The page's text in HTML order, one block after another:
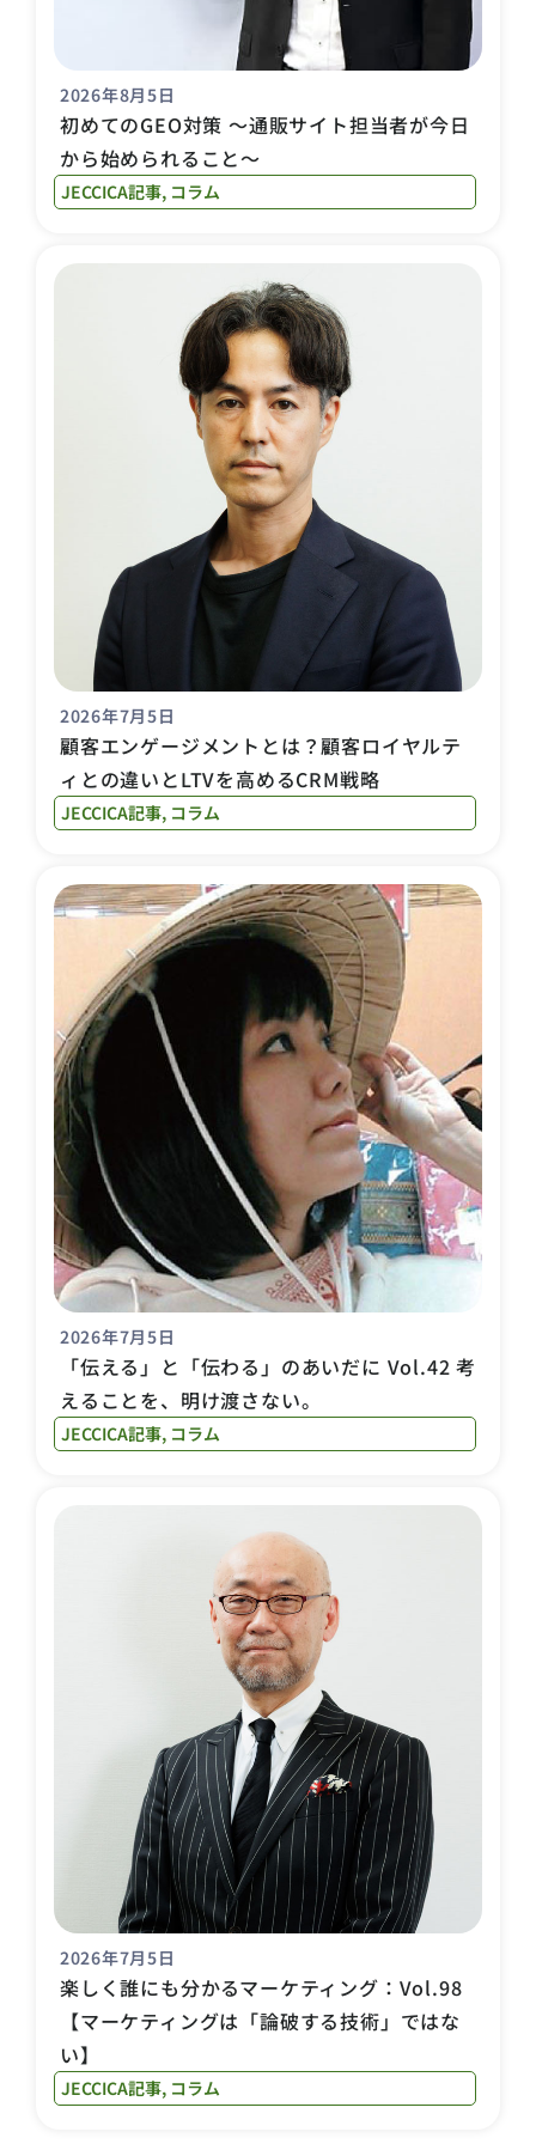
2026年8月5日
初めてのGEO対策 〜通販サイト担当者が今日
から始められること〜
JECCICA記事, コラム
2026年7月5日
顧客エンゲージメントとは？顧客ロイヤルテ
ィとの違いとLTVを高めるCRM戦略
JECCICA記事, コラム
2026年7月5日
「伝える」と「伝わる」のあいだに Vol.42 考
えることを、明け渡さない。
JECCICA記事, コラム
2026年7月5日
楽しく誰にも分かるマーケティング：Vol.98
【マーケティングは「論破する技術」ではな
い】
JECCICA記事, コラム